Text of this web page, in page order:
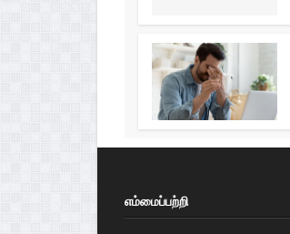
எம்மைப்பற்றி